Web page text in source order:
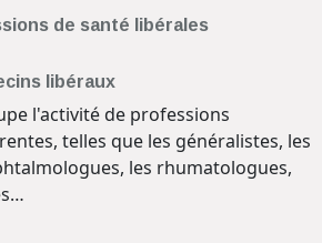
de santé libérales
libéraux
l'activité de professions
telles que les généralistes, les
les rhumatologues,